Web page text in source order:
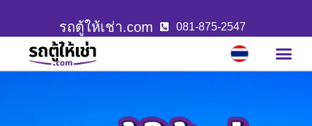
รถตู้ให้เช่า.com 081-875-2547